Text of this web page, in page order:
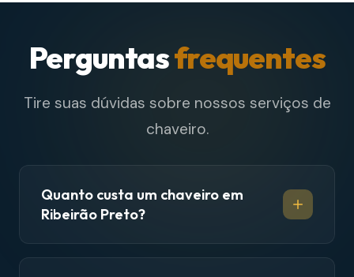
Perguntasfrequentes
Tire suas dúvidas sobre nossos serviços de
chaveiro.
Quanto custa um chaveiro em
Ribeirão Preto?